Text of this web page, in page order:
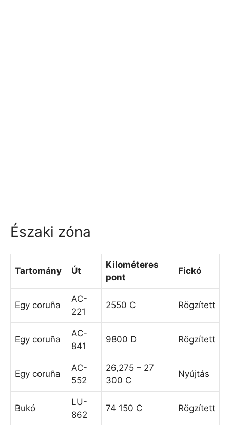
Északi zóna
Tartomány Út
Kilométeres
pont
Fickó
Egy coruña
AC-
221
2550 C Rögzített
Egy coruña
AC-
841
9800 D Rögzített
Egy coruña
AC-
552
26,275 – 27
300 C
Nyújtás
Bukó
LU-
862
74 150 C Rögzített